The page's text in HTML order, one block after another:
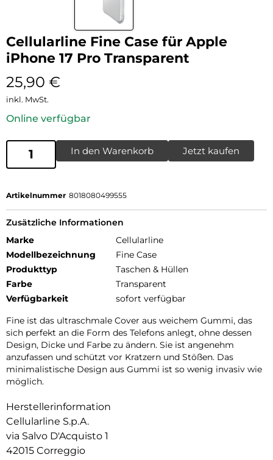
Cellularline Fine Case für Apple
iPhone 17 Pro Transparent
25,90 €
inkl. MwSt.
Online verfügbar
In den Warenkorb Jetzt kaufen
Artikelnummer 8018080499555
Zusätzliche Informationen
Marke
Cellularline
Modellbezeichnung
Fine Case
Produkttyp
Taschen & Hüllen
Farbe
Transparent
Verfügbarkeit
sofort verfügbar
Fine ist das ultraschmale Cover aus weichem Gummi, das
sich perfekt an die Form des Telefons anlegt, ohne dessen
Design, Dicke und Farbe zu ändern. Sie ist angenehm
anzufassen und schützt vor Kratzern und Stößen. Das
minimalistische Design aus Gummi ist so wenig invasiv wie
möglich.
Herstellerinformation
Cellularline S.p.A.
via Salvo D'Acquisto 1
42015 Correggio